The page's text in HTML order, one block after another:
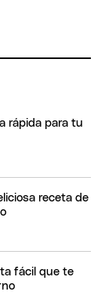
rápida para tu
receta de
fácil que te